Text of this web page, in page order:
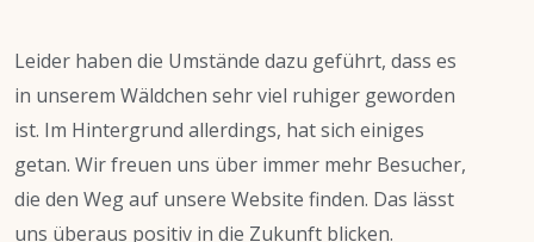
Leider haben die Umstände dazu geführt, dass es
in unserem Wäldchen sehr viel ruhiger geworden
ist. Im Hintergrund allerdings, hat sich einiges
getan. Wir freuen uns über immer mehr Besucher,
die den Weg auf unsere Website finden. Das lässt
uns überaus positiv in die Zukunft blicken.